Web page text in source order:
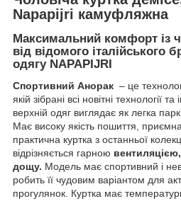
Napapijri камуфляжна
Максимальний комфорт із
від відомого італійського
одягу NAPAPIJRI
Спортивний Анорак – це
якій зібрані всі новітні технології
верхній одяг виглядає як легка
Має високу якість пошиття,
практична куртка з останньої
відрізняється гарною
дощу. Модель має спортивний і
робить її чудовим варіантом для
прогулянок. Куртка має